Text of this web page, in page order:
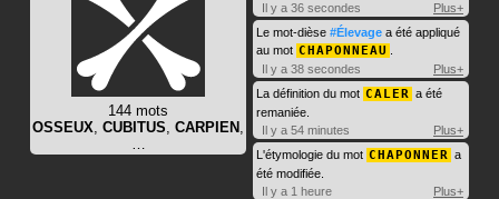
144 mots
OSSEUX, CUBITUS, CARPIEN ,
…
Il y a 36 secondes
Plus+
Le mot-dièse #Élevage a été appliqué
au mot CHAPONNEAU
Il y a 38 secondes
Plus+
La définition du mot CALER a été
remaniée.
Il y a 54 minutes
Plus+
L'étymologie du mot CHAPONNER a
été modifiée.
Il y a 1 heure
Plus+